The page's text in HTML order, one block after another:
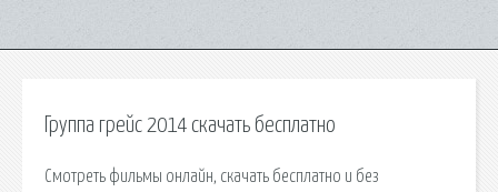
Группа грейс 2014 скачать бесплатно
Смотреть фильмы онлайн, скачать бесплатно и без